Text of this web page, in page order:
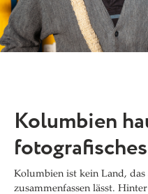
Kolumbien
Kolumbien ist kein Land,
zusammenfassen lässt.